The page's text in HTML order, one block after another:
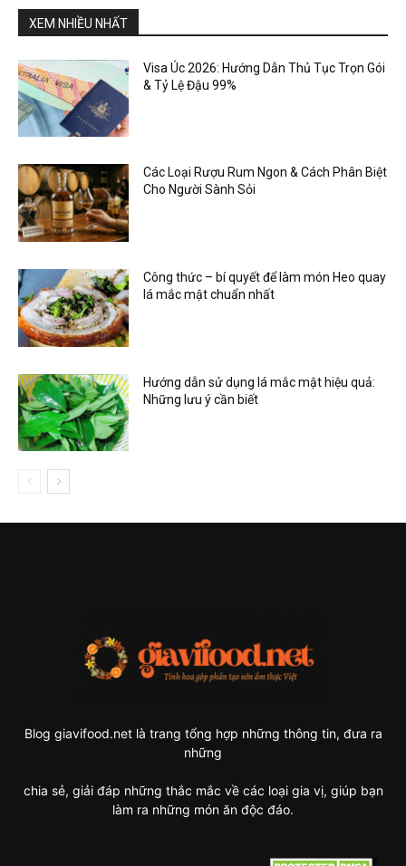
XEM NHIỀU NHẤT
Visa Úc 2026: Hướng Dẫn Thủ Tục Trọn Gói
& Tỷ Lệ Đậu 99%
Các Loại Rượu Rum Ngon & Cách Phân Biệt
Cho Người Sành Sỏi
Công thức – bí quyết để làm món Heo quay
lá mắc mật chuẩn nhất
Hướng dẫn sử dụng lá mắc mật hiệu quả:
Những lưu ý cần biết
Blog giavifood.net là trang tổng hợp những thông tin, đưa ra
những
chia sẻ, giải đáp những thắc mắc về các loại gia vị, giúp bạn
làm ra những món ăn độc đáo.